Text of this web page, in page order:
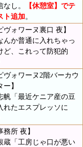
なし。
【休憩室】でテ
ト追加。
ヴォワーヌ裏口 夜】
んか普通に入れちゃっ
ど、これって防犯的
ヴォワーヌ2階バーカウ
ー】
帆「最近ケニア産の豆
れたエスプレッソに
務所 夜】
蔵「工房じゃ口が悪い